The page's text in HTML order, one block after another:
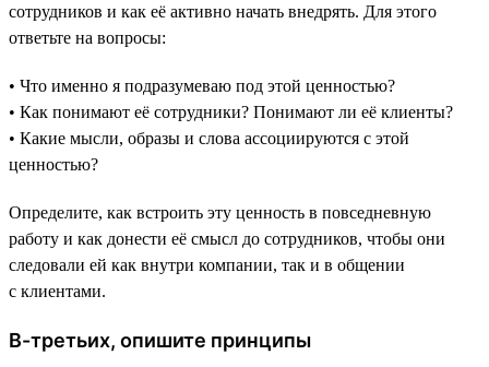
сотрудников и как её активно начать внедрять. Для этого
ответьте на вопросы:
• Что именно я подразумеваю под этой ценностью?
• Как понимают её сотрудники? Понимают ли её клиенты?
• Какие мысли, образы и слова ассоциируются с этой
ценностью?
Определите, как встроить эту ценность в повседневную
работу и как донести её смысл до сотрудников, чтобы они
следовали ей как внутри компании, так и в общении
с клиентами.
В-третьих, опишите принципы